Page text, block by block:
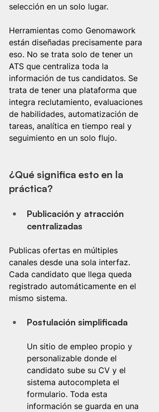
selección en un solo lugar.
Herramientas como Genomawork
están diseñadas precisamente para
eso. No se trata solo de tener un
ATS que centraliza toda la
información de tus candidatos. Se
trata de tener una plataforma que
integra reclutamiento, evaluaciones
de habilidades, automatización de
tareas, analítica en tiempo real y
seguimiento en un solo flujo.
¿Qué significa esto en la
práctica?
Publicación y atracción
centralizadas
Publicas ofertas en múltiples
canales desde una sola interfaz.
Cada candidato que llega queda
registrado automáticamente en el
mismo sistema.
Postulación simplificada
Un sitio de empleo propio y
personalizable donde el
candidato sube su CV y el
sistema autocompleta el
formulario. Toda esta
información se guarda en una